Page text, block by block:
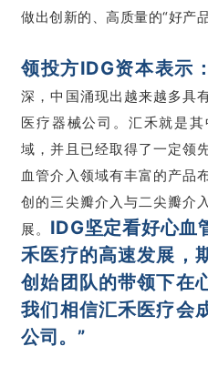
做出创新的、高质量的“好产
领投方IDG资本表示
深，中国涌现出越来越多具
医疗器械公司。汇禾就是
域，并且已经取得了一定领
血管介入领域有丰富的产品
创的三尖瓣介入与二尖瓣介
展。 IDG坚定看好心血
禾医疗的高速发展，
创始团队的带领下在
我们相信汇禾医疗会
公司。”